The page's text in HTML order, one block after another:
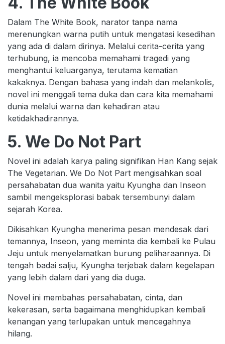
Dalam The White Book, narator tanpa nama
merenungkan warna putih untuk mengatasi kesedihan
yang ada di dalam dirinya. Melalui cerita-cerita yang
terhubung, ia mencoba memahami tragedi yang
menghantui keluarganya, terutama kematian
kakaknya. Dengan bahasa yang indah dan melankolis,
novel ini menggali tema duka dan cara kita memahami
dunia melalui warna dan kehadiran atau
ketidakhadirannya.
5. We Do Not Part
Novel ini adalah karya paling signifikan Han Kang sejak
The Vegetarian. We Do Not Part mengisahkan soal
persahabatan dua wanita yaitu Kyungha dan Inseon
sambil mengeksplorasi babak tersembunyi dalam
sejarah Korea.
Dikisahkan Kyungha menerima pesan mendesak dari
temannya, Inseon, yang meminta dia kembali ke Pulau
Jeju untuk menyelamatkan burung peliharaannya. Di
tengah badai salju, Kyungha terjebak dalam kegelapan
yang lebih dalam dari yang dia duga.
Novel ini membahas persahabatan, cinta, dan
kekerasan, serta bagaimana menghidupkan kembali
kenangan yang terlupakan untuk mencegahnya
hilang.